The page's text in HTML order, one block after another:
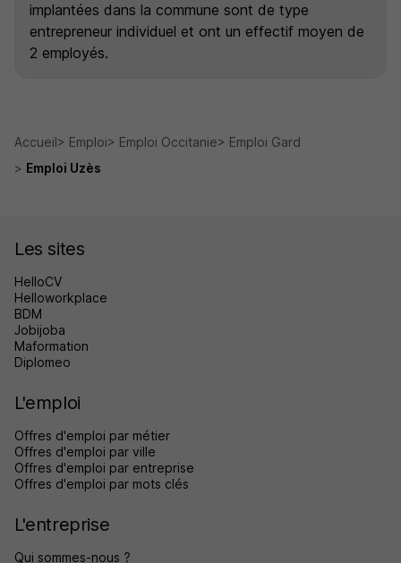
implantées dans la commune sont de type
entrepreneur individuel et ont un effectif moyen de
2 employés.
Accueil Emploi Emploi Occitanie
Emploi Gard
Emploi Uzès
Les sites
HelloCV
Helloworkplace
BDM
Jobijoba
Maformation
Diplomeo
L'emploi
Offres d'emploi par métier
Offres d'emploi par ville
Offres d'emploi par entreprise
Offres d'emploi par mots clés
L'entreprise
Qui sommes-nous ?